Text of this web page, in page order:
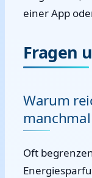
einer App
Fragen
Warum
Oft